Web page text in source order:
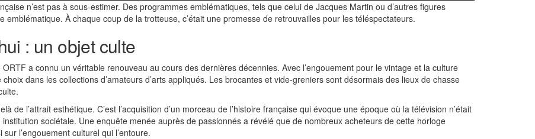
n’est pas à sous-estimer. Des programmes emblématiques, tels que celui de Jacques Martin ou d’autres figures
emblématique. À chaque coup de la trotteuse, c’était une promesse de retrouvailles pour les téléspectateurs.
: un objet culte
ORTF a connu un véritable renouveau au cours des dernières décennies. Avec l’engouement pour le vintage et la culture
dans les collections d’amateurs d’arts appliqués. Les brocantes et vide-greniers sont désormais des lieux de chasse
de l’attrait esthétique. C’est l’acquisition d’un morceau de l’histoire française qui évoque une époque où la télévision n’était
sociétale. Une enquête menée auprès de passionnés a révélé que de nombreux acheteurs de cette horloge
l’engouement culturel qui l’entoure.